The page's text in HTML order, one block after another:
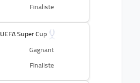
Finaliste
UEFA Super Cup
Gagnant
Finaliste